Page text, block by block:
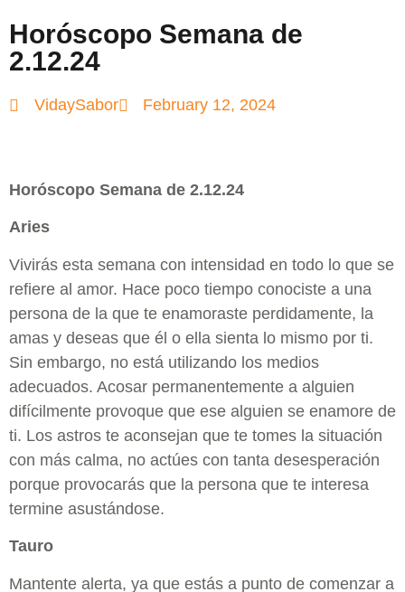
Horóscopo Semana de
2.12.24
VidaySabor February 12, 2024
Horóscopo Semana de 2.12.24
Aries
Vivirás esta semana con intensidad en todo lo que se
refiere al amor. Hace poco tiempo conociste a una
persona de la que te enamoraste perdidamente, la
amas y deseas que él o ella sienta lo mismo por ti.
Sin embargo, no está utilizando los medios
adecuados. Acosar permanentemente a alguien
difícilmente provoque que ese alguien se enamore de
ti. Los astros te aconsejan que te tomes la situación
con más calma, no actúes con tanta desesperación
porque provocarás que la persona que te interesa
termine asustándose.
Tauro
Mantente alerta, ya que estás a punto de comenzar a